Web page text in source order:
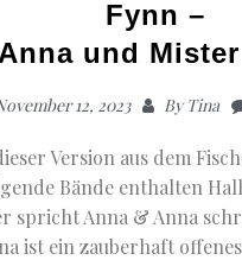
Fynn –
Anna und
12, 2023 ByTina
Version aus dem
Bände enthalten
spricht Anna & Anna
ist ein zauberhaft